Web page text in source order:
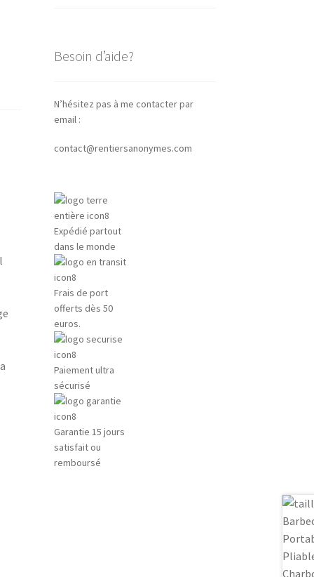
Besoin d’aide?
N’hésitez pas à me contacter par
email :
contact@rentiersanonymes.com
Expédié partout
dans le monde
Frais de port
offerts dès 50
euros.
Paiement ultra
sécurisé
Garantie 15 jours
satisfait ou
remboursé